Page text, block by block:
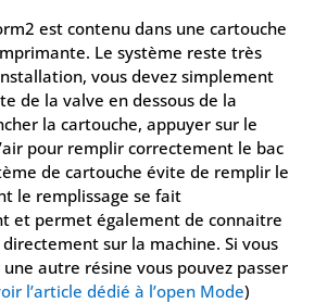
est contenu dans une cartouche
Le système reste très
vous devez simplement
de la valve en dessous de la
la cartouche, appuyer sur le
pour remplir correctement le bac
de cartouche évite de remplir le
le remplissage se fait
et permet également de connaitre
sur la machine. Si vous
autre résine vous pouvez passer
l’article dédié à l’open Mode)